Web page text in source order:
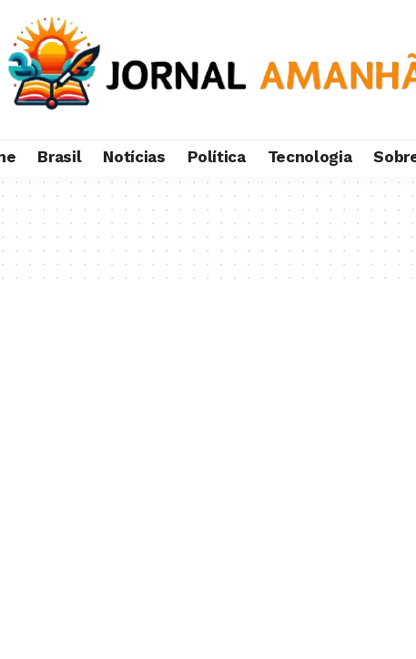
Brasil Notícias Política Tecnologia